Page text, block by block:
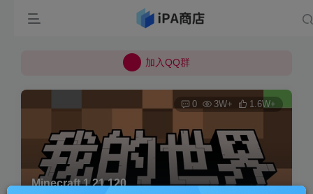
所有上传的应用 均已通过 严格的安全检测
加入QQ群
Minecraft 1.21.120
0 3W+ 1.6W+